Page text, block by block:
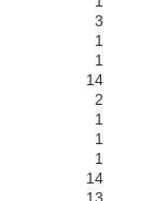
3
1
1
14
2
1
1
1
14
13